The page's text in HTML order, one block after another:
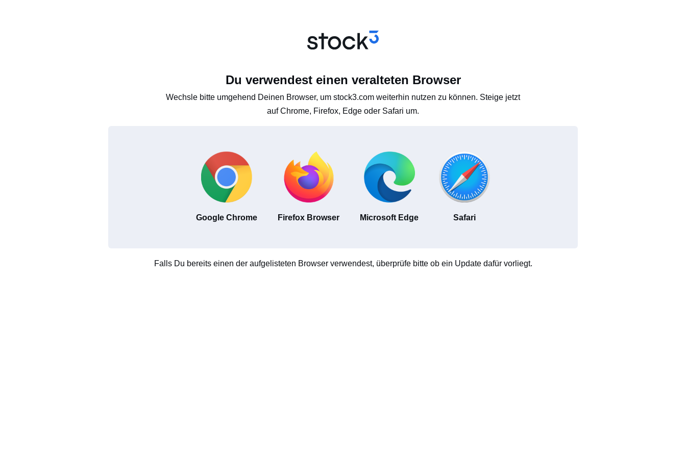
Du verwendest einen veralteten Browser
Wechsle bitte umgehend Deinen Browser, um stock3.com weiterhin nutzen zu können. Steige jetzt
auf Chrome, Firefox, Edge oder Safari um.
Google Chrome Firefox Browser Microsoft Edge Safari
Falls Du bereits einen der aufgelisteten Browser verwendest, überprüfe bitte ob ein Update dafür vorliegt.